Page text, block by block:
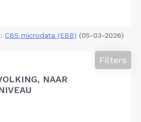
CBS microdata (EBB) (05-03-2026)
NAAR
Filters